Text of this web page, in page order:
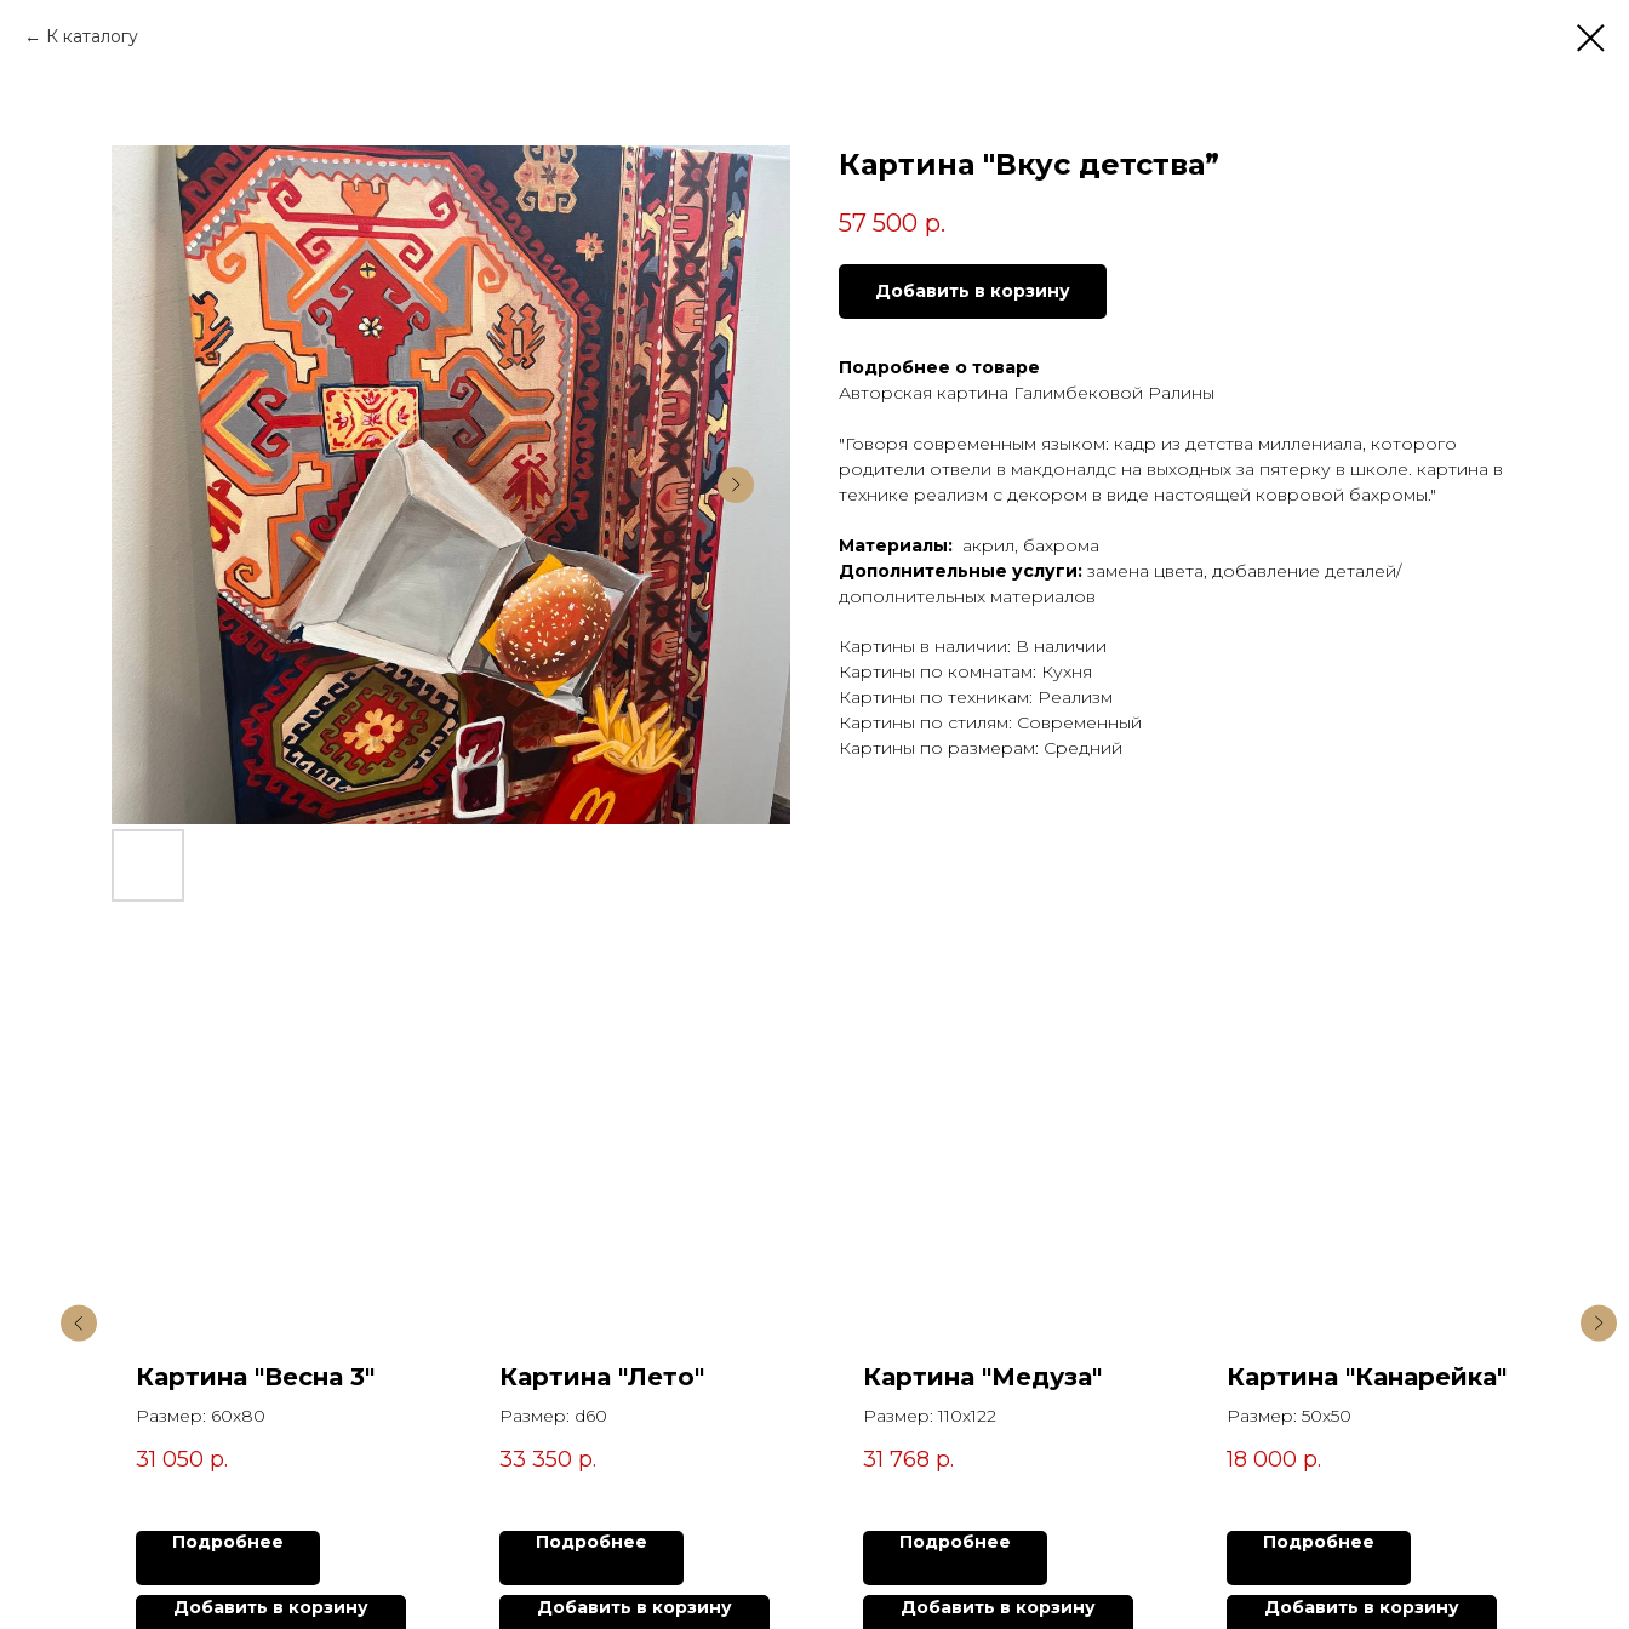
К каталогу
Картина "Вкус детства”
57 500 р.
Добавить в корзину
Подробнее о товаре
Авторская картина Галимбековой Ралины
"Говоря современным языком: кадр из детства миллениала, которого
родители отвели в макдоналдс на выходных за пятерку в школе. картина в
технике реализм с декором в виде настоящей ковровой бахромы."
Материалы: акрил, бахрома
Дополнительные услуги: замена цвета, добавление деталей/
дополнительных материалов
Картины в наличии: В наличии
Картины по комнатам: Кухня
Картины по техникам: Реализм
Картины по стилям: Современный
Картины по размерам: Средний
Картина "Весна 3"
Размер: 60х80
31 050 р.
Подробнее
Добавить в корзину
Картина "Лето"
Размер: d60
33 350 р.
Подробнее
Добавить в корзину
Картина "Медуза"
Размер: 110х122
31 768 р.
Подробнее
Добавить в корзину
Картина "Канарейка"
Размер: 50х50
18 000 р.
Подробнее
Добавить в корзину